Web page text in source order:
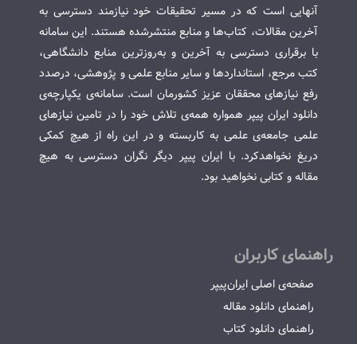
آنهایی است که در مسیر تحقیقات خود نیازمند دسترسی به
آخرین مقالات، کتاب‌ها و منابع منتشرشده هستند. این سامانه
با برقراری دسترسی به آخرین و به‌روزترین منابع دانشگاهی،
کتب مرجع، استانداردها و سایر منابع علمی و پژوهشی، درصدد
رفع نیازهای محققان عزیز کشورمان است. سامانه‌ی یکپارچه‌ی
دانلود ایران پیپر همواره همه‌ی تلاش خود را در تامین نیازهای
علمی جامعه‌ی علمی به کاربسته و در این راه از هیچ کمکی
دریغ نخواهدکرد. با ایران پیپر دیگر نگران دسترسی به هیچ
مقاله و کتابی نخواهید بود.
راهنمای کاربران
صفحه‌ی اصلی ایران‌پیپر
راهنمای دانلود مقاله
راهنمای دانلود کتاب